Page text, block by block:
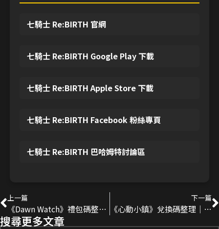
七騎士 Re:BIRTH 官網
七騎士 Re:BIRTH Google Play 下載
七騎士 Re:BIRTH Apple Store 下載
七騎士 Re:BIRTH Facebook 粉絲專頁
七騎士 Re:BIRTH 巴哈姆特討論區
上一篇
《Dawn Watch》禮包碼整理｜2026更新兌換碼、序號分享！
下一篇
《心動小鎮》兌換碼整理｜2026更新禮包碼、序號分享！
搜尋更多文章